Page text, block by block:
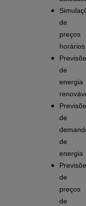
de
preços
horários
de
energia
de
de
energia
de
preços
de